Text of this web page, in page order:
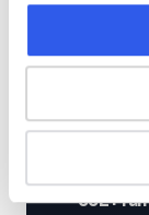
Adultes
332+